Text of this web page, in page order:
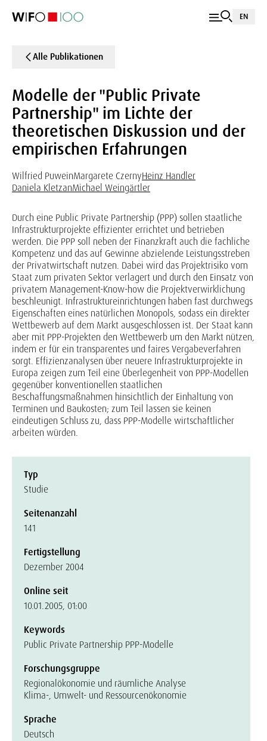
EN
Alle Publikationen
Modelle der "Public Private
Partnership" im Lichte der
theoretischen Diskussion und der
empirischen Erfahrungen
Wilfried PuweinMargarete CzernyHeinz Handler
Daniela KletzanMichael Weingärtler
Durch eine Public Private Partnership (PPP) sollen staatliche
Infrastrukturprojekte effizienter errichtet und betrieben
werden. Die PPP soll neben der Finanzkraft auch die fachliche
Kompetenz und das auf Gewinne abzielende Leistungsstreben
der Privatwirtschaft nutzen. Dabei wird das Projektrisiko vom
Staat zum privaten Sektor verlagert und durch den Einsatz von
privatem Management-Know-how die Projektverwirklichung
beschleunigt. Infrastruktureinrichtungen haben fast durchwegs
Eigenschaften eines natürlichen Monopols, sodass ein direkter
Wettbewerb auf dem Markt ausgeschlossen ist. Der Staat kann
aber mit PPP-Projekten den Wettbewerb um den Markt nützen,
indem er für ein transparentes und faires Vergabeverfahren
sorgt. Effizienzanalysen über neuere Infrastrukturprojekte in
Europa zeigen zum Teil eine Überlegenheit von PPP-Modellen
gegenüber konventionellen staatlichen
Beschaffungsmaßnahmen hinsichtlich der Einhaltung von
Terminen und Baukosten; zum Teil lassen sie keinen
eindeutigen Schluss zu, dass PPP-Modelle wirtschaftlicher
arbeiten würden.
Typ
Studie
Seitenanzahl
141
Fertigstellung
Dezember 2004
Online seit
10.01.2005, 01:00
Keywords
Public Private Partnership PPP-Modelle
Forschungsgruppe
Regionalökonomie und räumliche Analyse
Klima-, Umwelt- und Ressourcenökonomie
Sprache
Deutsch